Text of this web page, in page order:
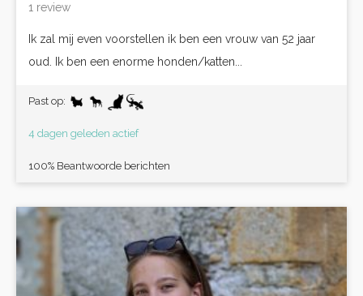
1 review
Ik zal mij even voorstellen ik ben een vrouw van 52 jaar
oud. Ik ben een enorme honden/katten...
Past op:
4 dagen geleden actief
100% Beantwoorde berichten